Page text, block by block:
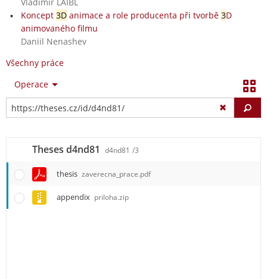
Koncept 3Danimace a role producenta při tvorbě 3D
animovaného filmu
Daniil Nenashev
Všechny práce
Operace
Theses d4nd81 d4nd81 /3
thesis zaverecna_prace.pdf
appendix priloha.zip